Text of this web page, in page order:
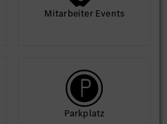
Mit­arbeiter Events
Park­platz